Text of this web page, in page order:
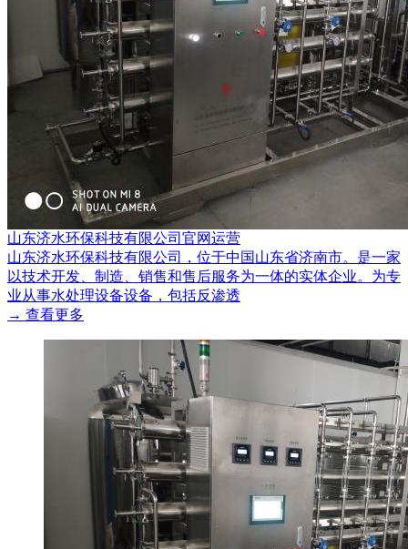
山东济水环保科技有限公司官网运营
山东济水环保科技有限公司，位于中国山东省济南市。是一家
以技术开发、制造、销售和售后服务为一体的实体企业。为专
业从事水处理设备设备，包括反渗透
→ 查看更多